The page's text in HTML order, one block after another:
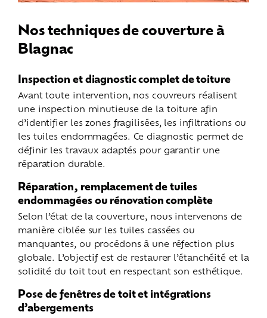
Nos techniques de couverture à
Blagnac
Inspection et diagnostic complet de toiture
Avant toute intervention, nos couvreurs réalisent
une inspection minutieuse de la toiture afin
d’identifier les zones fragilisées, les infiltrations ou
les tuiles endommagées. Ce diagnostic permet de
définir les travaux adaptés pour garantir une
réparation durable.
Réparation, remplacement de tuiles
endommagées ou rénovation complète
Selon l’état de la couverture, nous intervenons de
manière ciblée sur les tuiles cassées ou
manquantes, ou procédons à une réfection plus
globale. L’objectif est de restaurer l’étanchéité et la
solidité du toit tout en respectant son esthétique.
Pose de fenêtres de toit et intégrations
d’abergements